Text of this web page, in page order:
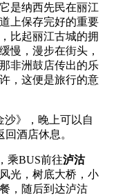
它是纳西先民在丽江
上保存完好的重要
比起丽江古城的拥
慢，漫步在街头，
非洲鼓店传出的乐
，这便是旅行的意
》，晚上可以自
酒店休息。
乘BUS前往泸沽
光，树底大桥，小
，随后到达泸沽